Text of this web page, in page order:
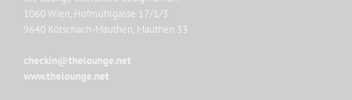
1060 Wien, Hofmühlgasse 17/1/3
9640 Kötschach-Mauthen, Mauthen 33
checkin@thelounge.net
www.thelounge.net